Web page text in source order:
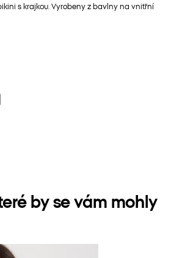
s krajkou. Vyrobeny z bavlny na vnitřní
by se vám mohly